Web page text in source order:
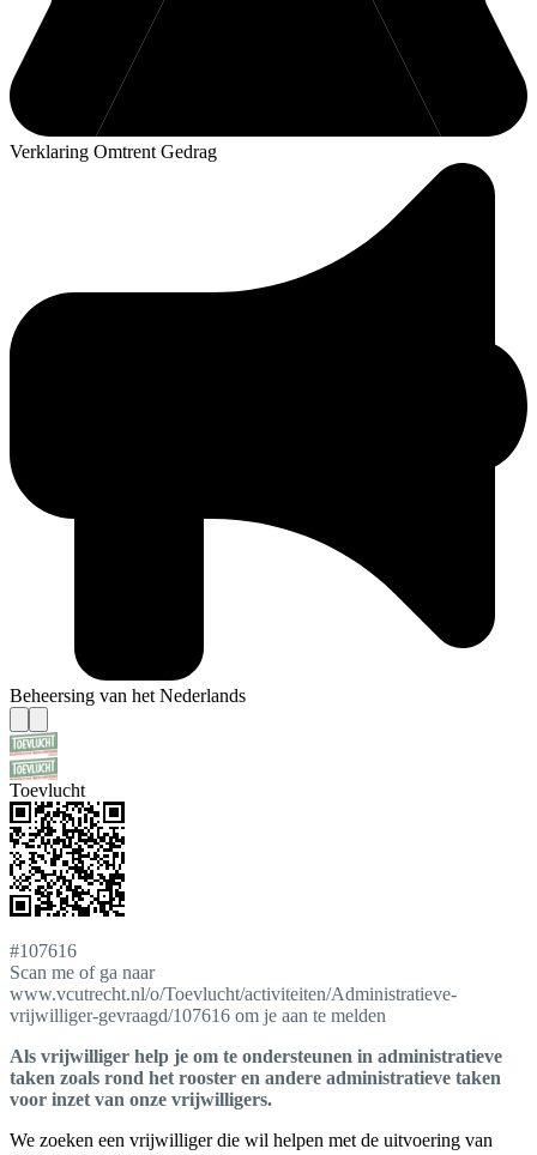
Verklaring Omtrent Gedrag
Beheersing van het Nederlands
Toevlucht
#107616
Scan me of ga naar
www.vcutrecht.nl/o/Toevlucht/activiteiten/Administratieve-
vrijwilliger-gevraagd/107616 om je aan te melden
Als vrijwilliger help je om te ondersteunen in administratieve
taken zoals rond het rooster en andere administratieve taken
voor inzet van onze vrijwilligers.
We zoeken een vrijwilliger die wil helpen met de uitvoering van